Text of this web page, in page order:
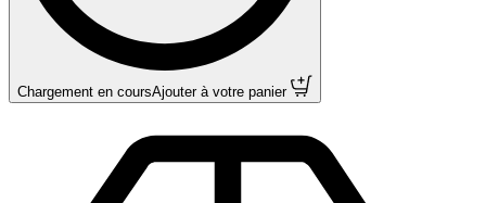
Chargement en cours Ajouter à votre panier